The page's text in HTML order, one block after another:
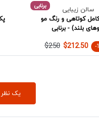
برنابی
سالن زیبایی
کوتاهی و رنگ مو
بلند) - برنابی
$250 $212.50 -
یک نظر